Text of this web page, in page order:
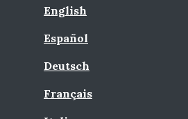
English
Español
Deutsch
Français